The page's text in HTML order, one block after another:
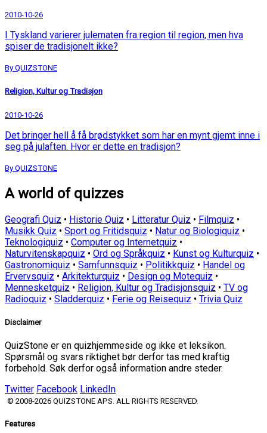
2010-10-26
I Tyskland varierer julematen fra region til region, men hva
spiser de tradisjonelt ikke?
By QUIZSTONE
Religion, Kultur og Tradisjon
2010-10-26
Det bringer hell å få brødstykket som har en mynt gjemt inne i
seg på julaften. Hvor er dette en tradisjon?
By QUIZSTONE
A world of quizzes
Geografi Quiz • Historie Quiz • Litteratur Quiz • Filmquiz •
Musikk Quiz • Sport og Fritidsquiz • Natur og Biologiquiz •
Teknologiquiz • Computer og Internetquiz •
Naturvitenskapquiz • Ord og Språkquiz • Kunst og Kulturquiz •
Gastronomiquiz • Samfunnsquiz • Politikkquiz • Handel og
Ervervsquiz • Arkitekturquiz • Design og Motequiz •
Mennesketquiz • Religion, Kultur og Tradisjonsquiz • TV og
Radioquiz • Sladderquiz • Ferie og Reisequiz • Trivia Quiz
Disclaimer
QuizStone er en quizhjemmeside og ikke et leksikon.
Spørsmål og svars riktighet bør derfor tas med kraftig
forbehold. Søk derfor også information andre steder.
Twitter Facebook LinkedIn
© 2008-2026 QUIZSTONE APS. ALL RIGHTS RESERVED.
Features